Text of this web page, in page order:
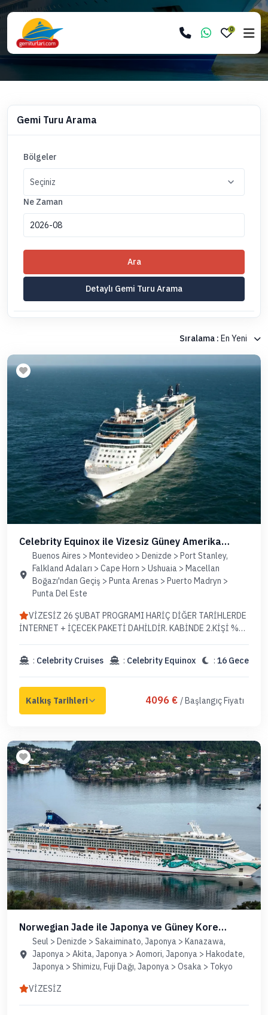
0
Gemi Turu Arama
Bölgeler
Ne Zaman
Ara
Detaylı Gemi Turu Arama
Sıralama : En Yeni
Celebrity Equinox ile Vizesiz Güney Amerika
Kıyıları (Uçaklı Paket)
Buenos Aires > Montevideo > Denizde > Port Stanley,
Falkland Adaları > Cape Horn > Ushuaia > Macellan
Boğazı'ndan Geçiş > Punta Arenas > Puerto Madryn >
Punta Del Este
VİZESİZ 26 ŞUBAT PROGRAMI HARİÇ DİĞER TARİHLERDE
İNTERNET + İÇECEK PAKETİ DAHİLDİR. KABİNDE 2.KİŞİ %
: Celebrity Cruises : Celebrity Equinox : 16 Gece
4096 € / Başlangıç Fiyatı
Norwegian Jade ile Japonya ve Güney Kore
(Uçaklı Paket)
Seul > Denizde > Sakaiminato, Japonya > Kanazawa,
Japonya > Akita, Japonya > Aomori, Japonya > Hakodate,
Japonya > Shimizu, Fuji Dağı, Japonya > Osaka > Tokyo
VİZESİZ